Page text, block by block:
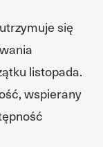
się
listopada.
wspierany